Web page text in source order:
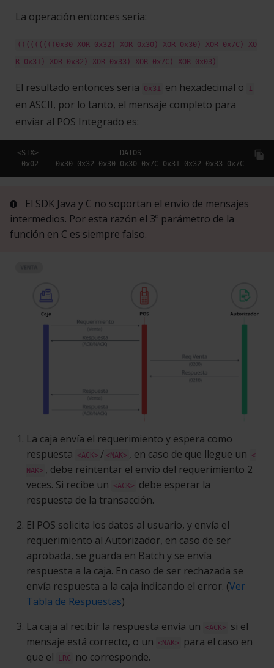
La operación entonces sería:
(((((((((0x30 XOR 0x32) XOR 0x30) XOR 0x30) XOR 0x7C) XO
R 0x31) XOR 0x32) XOR 0x33) XOR 0x7C) XOR 0x03)
El resultado entonces seria 0x31 en hexadecimal o 1
en ASCII, por lo tanto, el mensaje completo para
enviar al POS Integrado es:
file_copy
<STX>                   DATOS                           <ETX>
0x02    0x30 0x32 0x30 0x30 0x7C 0x31 0x32 0x33 0x7C
El SDK Java y C no soportan el envío de mensajes
intermedios. Por esta razón el 3º parámetro de la
función en C es siempre falso.
La caja envía el requerimiento y espera como
respuesta
<ACK> / <NAK> , en caso de que llegue un
<
NAK> , debe reintentar el envío del requerimiento 2
veces. Si recibe un
<ACK>
debe esperar la
respuesta de la transacción.
El POS solicita los datos al usuario, y envía el
requerimiento al Autorizador, en caso de ser
aprobada, se guarda en Batch y se envía
respuesta a la caja. En caso de ser rechazada se
envía respuesta a la caja indicando el error. (Ver
Tabla de Respuestas)
La caja al recibir la respuesta envía un
<ACK>
si el
mensaje está correcto, o un
<NAK>
para el caso en
que el
LRC no corresponde.